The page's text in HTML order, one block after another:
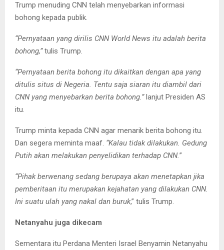
Trump menuding CNN telah menyebarkan informasi
bohong kepada publik.
“Pernyataan yang dirilis CNN World News itu adalah berita
bohong,”tulis Trump.
“Pernyataan berita bohong itu dikaitkan dengan apa yang
ditulis situs di Negeria. Tentu saja siaran itu diambil dari
CNN yang menyebarkan berita bohong.”lanjut Presiden AS
itu.
Trump minta kepada CNN agar menarik berita bohong itu.
Dan segera meminta maaf. “Kalau tidak dilakukan. Gedung
Putih akan melakukan penyelidikan terhadap CNN.”
“Pihak berwenang sedang berupaya akan menetapkan jika
pemberitaan itu merupakan kejahatan yang dilakukan CNN.
Ini suatu ulah yang nakal dan buruk,” tulis Trump.
Netanyahu juga dikecam
Sementara itu Perdana Menteri Israel Benyamin Netanyahu